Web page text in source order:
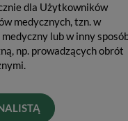
dla Użytkowników
medycznych, tzn. w
lub w inny
np. prowadzących obrót